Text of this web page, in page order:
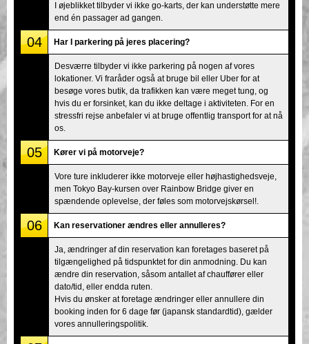
I øjeblikket tilbyder vi ikke go-karts, der kan understøtte mere
end én passager ad gangen.
04 Har I parkering på jeres placering?
Desværre tilbyder vi ikke parkering på nogen af vores
lokationer. Vi fraråder også at bruge bil eller Uber for at
besøge vores butik, da trafikken kan være meget tung, og
hvis du er forsinket, kan du ikke deltage i aktiviteten. For en
stressfri rejse anbefaler vi at bruge offentlig transport for at nå
os.
05 Kører vi på motorveje?
Vore ture inkluderer ikke motorveje eller højhastighedsveje,
men Tokyo Bay-kursen over Rainbow Bridge giver en
spændende oplevelse, der føles som motorvejskørsel!.
06 Kan reservationer ændres eller annulleres?
Ja, ændringer af din reservation kan foretages baseret på
tilgængelighed på tidspunktet for din anmodning. Du kan
ændre din reservation, såsom antallet af chauffører eller
dato/tid, eller endda ruten.
Hvis du ønsker at foretage ændringer eller annullere din
booking inden for 6 dage før (japansk standardtid), gælder
vores annulleringspolitik.